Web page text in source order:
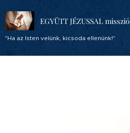
EGYÜTT JÉZUSSAL misszió
"Ha az Isten velünk, kicsoda ellenünk!"